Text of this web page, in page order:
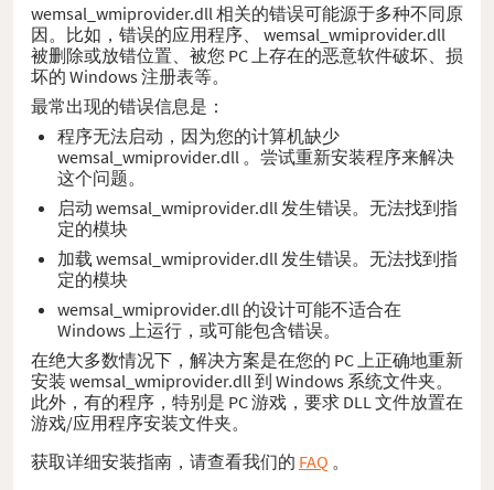
wemsal_wmiprovider.dll 相关的错误可能源于多种不同原
因。比如，错误的应用程序、 wemsal_wmiprovider.dll
被删除或放错位置、被您 PC 上存在的恶意软件破坏、损
坏的 Windows 注册表等。
最常出现的错误信息是：
程序无法启动，因为您的计算机缺少
wemsal_wmiprovider.dll 。尝试重新安装程序来解决
这个问题。
启动 wemsal_wmiprovider.dll 发生错误。无法找到指
定的模块
加载 wemsal_wmiprovider.dll 发生错误。无法找到指
定的模块
wemsal_wmiprovider.dll 的设计可能不适合在
Windows 上运行，或可能包含错误。
在绝大多数情况下，解决方案是在您的 PC 上正确地重新
安装 wemsal_wmiprovider.dll 到 Windows 系统文件夹。
此外，有的程序，特别是 PC 游戏，要求 DLL 文件放置在
游戏/应用程序安装文件夹。
获取详细安装指南，请查看我们的 FAQ 。